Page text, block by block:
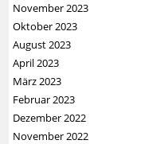
November 2023
Oktober 2023
August 2023
April 2023
März 2023
Februar 2023
Dezember 2022
November 2022